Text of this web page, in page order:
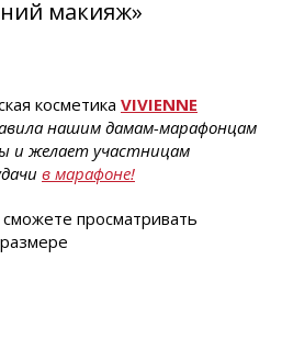
макияж»
косметика VIVIENNE
нашим дамам-марафонцам
и желает участницам
в марафоне!
просматривать